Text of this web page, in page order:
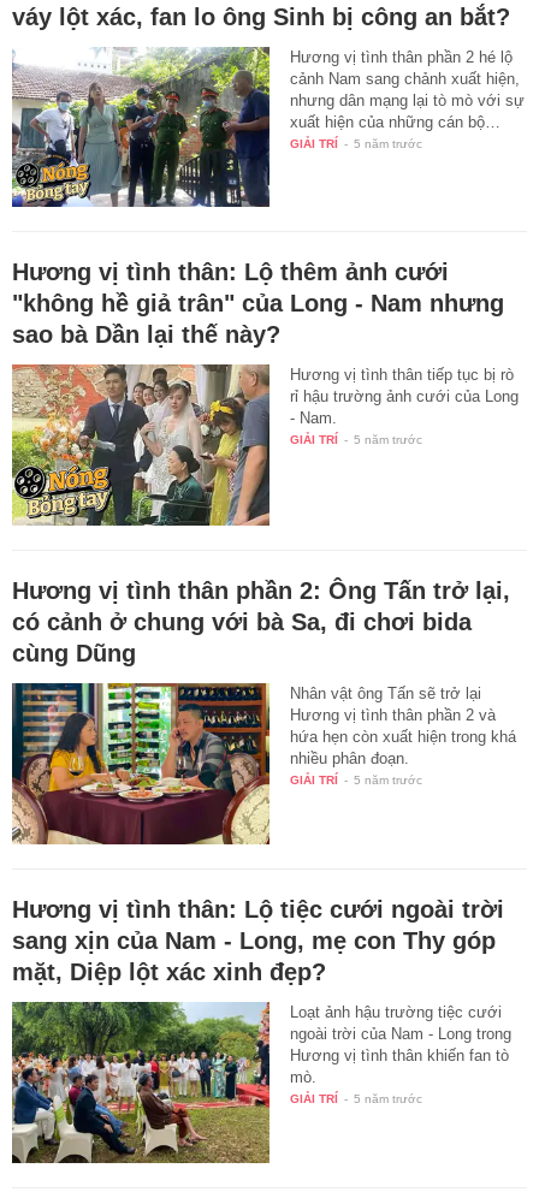
váy lột xác, fan lo ông Sinh bị công an bắt?
Hương vị tình thân phần 2 hé lộ
cảnh Nam sang chảnh xuất hiện,
nhưng dân mạng lại tò mò với sự
xuất hiện của những cán bộ…
GIẢI TRÍ - 5 năm trước
Hương vị tình thân: Lộ thêm ảnh cưới
"không hề giả trân" của Long - Nam nhưng
sao bà Dần lại thế này?
Hương vị tình thân tiếp tục bị rò
rỉ hậu trường ảnh cưới của Long
- Nam.
GIẢI TRÍ - 5 năm trước
Hương vị tình thân phần 2: Ông Tấn trở lại,
có cảnh ở chung với bà Sa, đi chơi bida
cùng Dũng
Nhân vật ông Tấn sẽ trở lại
Hương vị tình thân phần 2 và
hứa hẹn còn xuất hiện trong khá
nhiều phân đoạn.
GIẢI TRÍ - 5 năm trước
Hương vị tình thân: Lộ tiệc cưới ngoài trời
sang xịn của Nam - Long, mẹ con Thy góp
mặt, Diệp lột xác xinh đẹp?
Loạt ảnh hậu trường tiệc cưới
ngoài trời của Nam - Long trong
Hương vị tình thân khiến fan tò
mò.
GIẢI TRÍ - 5 năm trước